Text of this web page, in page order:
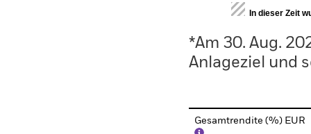
End of interactive chart.
In dieser Zeit
*Am 30. Aug.
Anlageziel und
Gesamtrendite (%) EUR